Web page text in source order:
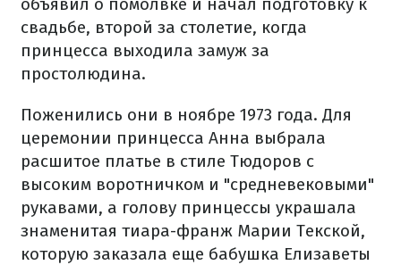
свадьбе, второй за столетие, когда
принцесса выходила замуж за
простолюдина.
Поженились они в ноябре 1973 года. Для
церемонии принцесса Анна выбрала
расшитое платье в стиле Тюдоров с
высоким воротничком и "средневековыми"
рукавами, а голову принцессы украшала
знаменитая тиара-франж Марии Текской,
которую заказала еще бабушка Елизаветы